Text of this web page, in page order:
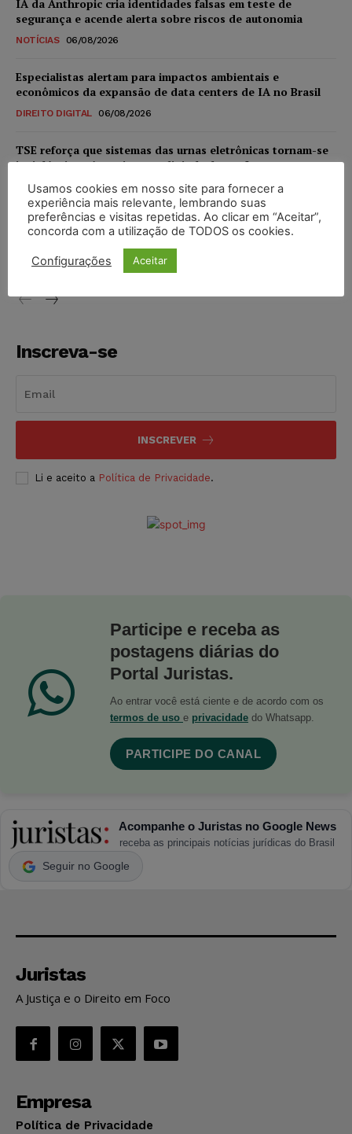
IA da Anthropic cria identidades falsas em teste de
segurança e acende alerta sobre riscos de autonomia
NOTÍCIAS 06/08/2026
Especialistas alertam para impactos ambientais e
econômicos da expansão de data centers de IA no Brasil
DIREITO DIGITAL 06/08/2026
TSE reforça que sistemas das urnas eletrônicas tornam-se
invioláveis após assinatura digital e lacração
NOTÍCIAS 06/08/2026
STF inicia julgamento sobre constitucionalidade da
proibição dos jogos de azar no Brasil
NOTÍCIAS 06/08/2026
Inscreva-se
INSCREVER
Li e aceito a Política de Privacidade.
Participe e receba as
postagens diárias do
Portal Juristas.
Ao entrar você está ciente e de acordo com os
termos de uso e privacidade do Whatsapp.
PARTICIPE DO CANAL
Acompanhe o Juristas no Google News
receba as principais notícias jurídicas do Brasil
Seguir no Google
Juristas
A Justiça e o Direito em Foco
Empresa
Política de Privacidade
Usamos cookies em nosso site para fornecer a
experiência mais relevante, lembrando suas
preferências e visitas repetidas. Ao clicar em “Aceitar”,
concorda com a utilização de TODOS os cookies.
Configurações Aceitar